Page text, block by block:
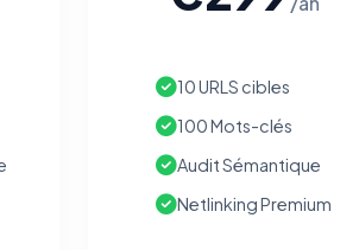
10 URLS cibles
100 Mots-clés
Audit Sémantique
Netlinking Premium